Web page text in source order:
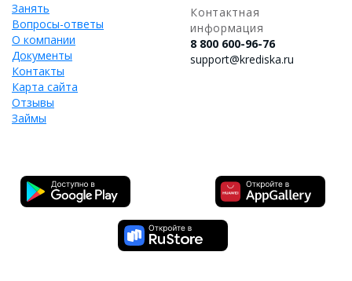
Занять
Вопросы-ответы
О компании
Документы
Контакты
Карта сайта
Отзывы
Займы
Контактная
информация
8 800 600-96-76
support@krediska.ru